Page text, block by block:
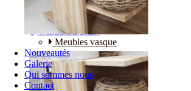
Meubles vasque
Nouveautés
Galerie
Qui sommes nous
Contact
Bureaux
SALLE DE BAIN